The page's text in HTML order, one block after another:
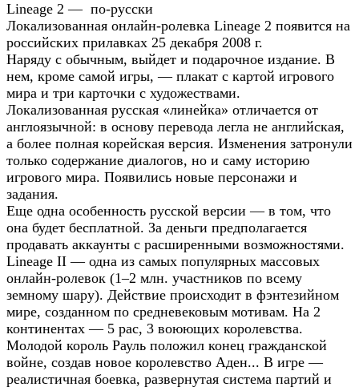
Lineage 2 — по-русски
Локализованная онлайн-ролевка Lineage 2 появится на
российских прилавках 25 декабря 2008 г.
Наряду с обычным, выйдет и подарочное издание. В
нем, кроме самой игры, — плакат с картой игрового
мира и три карточки с художествами.
Локализованная русская «линейка» отличается от
англоязычной: в основу перевода легла не английская,
а более полная корейская версия. Изменения затронули
только содержание диалогов, но и саму историю
игрового мира. Появились новые персонажи и
задания.
Еще одна особенность русской версии — в том, что
она будет бесплатной. За деньги предполагается
продавать аккаунты с расширенными возможностями.
Lineage II — одна из самых популярных массовых
онлайн-ролевок (1–2 млн. участников по всему
земному шару). Действие происходит в фэнтезийном
мире, созданном по средневековым мотивам. На 2
континентах — 5 рас, 3 воюющих королевства.
Молодой король Рауль положил конец гражданской
войне, создав новое королевство Аден... В игре —
реалистичная боевка, развернутая система партий и